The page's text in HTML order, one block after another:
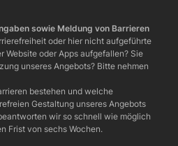
sowie Meldung von Barrieren
oder hier nicht aufgeführte
Website oder Apps aufgefallen? Sie
unseres Angebots? Bitte nehmen
bestehen und welche
Gestaltung unseres Angebots
wir so schnell wie möglich
Frist von sechs Wochen.